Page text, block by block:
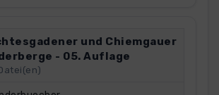
und Chiemgauer
- 05. Auflage